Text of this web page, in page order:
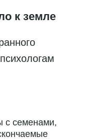
к земле
с семенами,